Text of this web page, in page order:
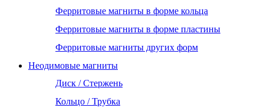
Ферритовые магниты в форме кольца
Ферритовые магниты в форме пластины
Ферритовые магниты других форм
Неодимовые магниты
Диск / Стержень
Кольцо / Трубка